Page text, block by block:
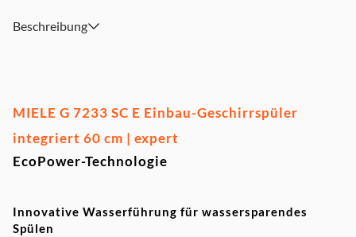
Beschreibung
MIELE G 7233 SC E Einbau-Geschirrspüler
integriert 60 cm | expert
EcoPower-Technologie
Innovative Wasserführung für wassersparendes
Spülen